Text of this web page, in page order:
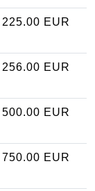
225.00 EUR
256.00 EUR
500.00 EUR
750.00 EUR